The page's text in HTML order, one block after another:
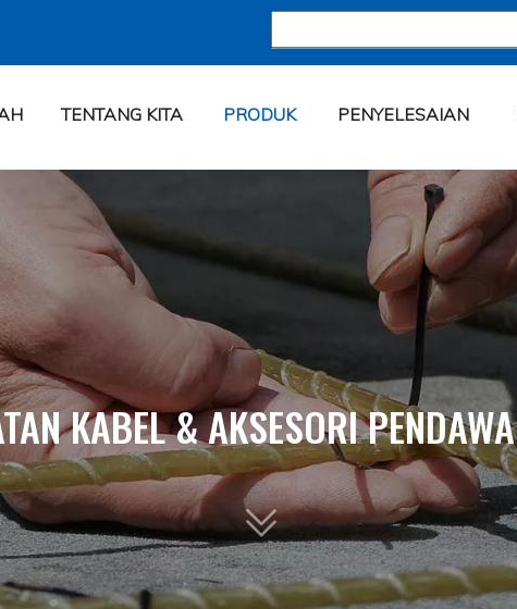
TENTANG KITA PRODUK PENYELESAIAN
KABEL & AKSESORI